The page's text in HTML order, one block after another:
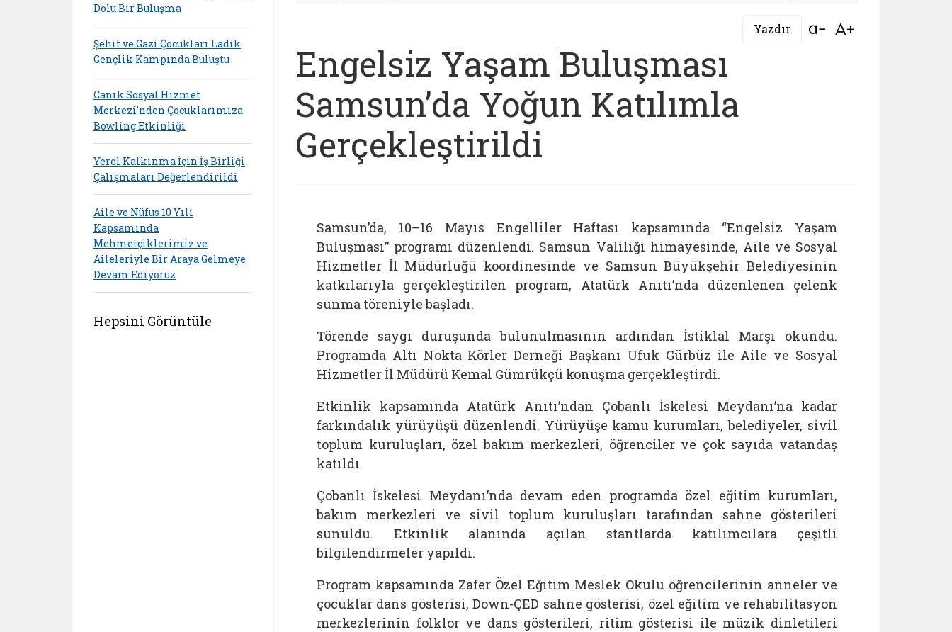
Yazdır Bağlantıyı aç
Engelsiz Yaşam Buluşması
Samsun’da Yoğun Katılımla
Gerçekleştirildi
Samsun’da, 10–16 Mayıs Engelliler Haftası kapsamında “Engelsiz Yaşam
Buluşması” programı düzenlendi. Samsun Valiliği himayesinde, Aile ve Sosyal
Hizmetler İl Müdürlüğü koordinesinde ve Samsun Büyükşehir Belediyesinin
katkılarıyla gerçekleştirilen program, Atatürk Anıtı’nda düzenlenen çelenk
sunma töreniyle başladı.
Törende saygı duruşunda bulunulmasının ardından İstiklal Marşı okundu.
Programda Altı Nokta Körler Derneği Başkanı Ufuk Gürbüz ile Aile ve Sosyal
Hizmetler İl Müdürü Kemal Gümrükçü konuşma gerçekleştirdi.
Etkinlik kapsamında Atatürk Anıtı’ndan Çobanlı İskelesi Meydanı’na kadar
farkındalık yürüyüşü düzenlendi. Yürüyüşe kamu kurumları, belediyeler, sivil
toplum kuruluşları, özel bakım merkezleri, öğrenciler ve çok sayıda vatandaş
katıldı.
Çobanlı İskelesi Meydanı’nda devam eden programda özel eğitim kurumları,
bakım merkezleri ve sivil toplum kuruluşları tarafından sahne gösterileri
sunuldu. Etkinlik alanında açılan stantlarda katılımcılara çeşitli
bilgilendirmeler yapıldı.
Program kapsamında Zafer Özel Eğitim Meslek Okulu öğrencilerinin anneler ve
çocuklar dans gösterisi, Down-ÇED sahne gösterisi, özel eğitim ve rehabilitasyon
merkezlerinin folklor ve dans gösterileri, ritim gösterisi ile müzik dinletileri
Dolu Bir Buluşma
Şehit ve Gazi Çocukları Ladik
Gençlik Kampında Buluştu
Canik Sosyal Hizmet
Merkezi'nden Çocuklarımıza
Bowling Etkinliği
Yerel Kalkınma İçin İş Birliği
Çalışmaları Değerlendirildi
Aile ve Nüfus 10 Yılı
Kapsamında
Mehmetçiklerimiz ve
Aileleriyle Bir Araya Gelmeye
Devam Ediyoruz
Hepsini Görüntüle